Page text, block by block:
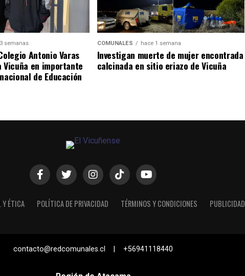
semanas
Antonio Varas
en importante
de Educación
COMUNALES hace 1 semana
Investigan muerte de mujer encontrada
calcinada en sitio eriazo de Vicuña
Y ÉTICA POLÍTICA DE PRIVACIDAD TÉRMINOS Y CONDICIONES PUBLICIDAD
contacto@redcomunales.cl | +56941118440